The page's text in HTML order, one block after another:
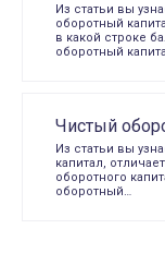
Из статьи вы
оборотный
в какой строке
оборотный
Чистый
Из статьи вы
капитал,
оборотного
оборотный…